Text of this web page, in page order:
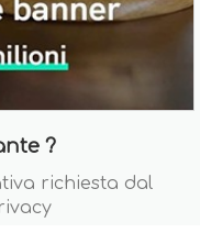
?
richiesta dal